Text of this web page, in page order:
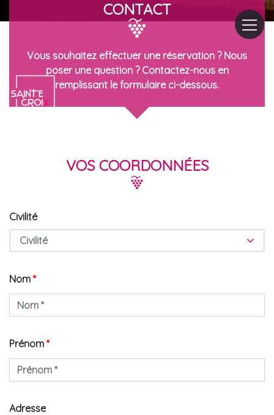
CONTACT
Vous souhaitez effectuer une réservation ? Nous
poser une question ? Contactez-nous en
remplissant le formulaire ci-dessous.
VOS COORDONNÉES
Civilité
Civilité
Nom *
Prénom *
Adresse